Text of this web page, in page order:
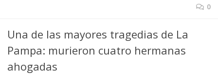
0
Una de las mayores tragedias de La
Pampa: murieron cuatro hermanas
ahogadas